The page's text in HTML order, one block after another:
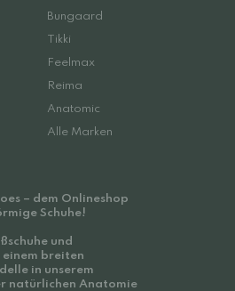
Bungaard
Tikki
Feelmax
Reima
Anatomic
Alle Marken
– dem Onlineshop
Schuhe!
und
breiten
in unserem
natürlichen Anatomie